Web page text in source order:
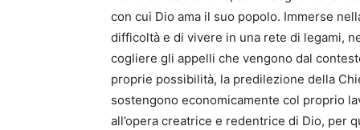
con cui Dio ama il suo popolo. Immerse
difficoltà e di vivere in una rete di legami,
cogliere gli appelli che vengono dal
proprie possibilità, la predilezione della
sostengono economicamente col proprio
all’opera creatrice e redentrice di Dio, per